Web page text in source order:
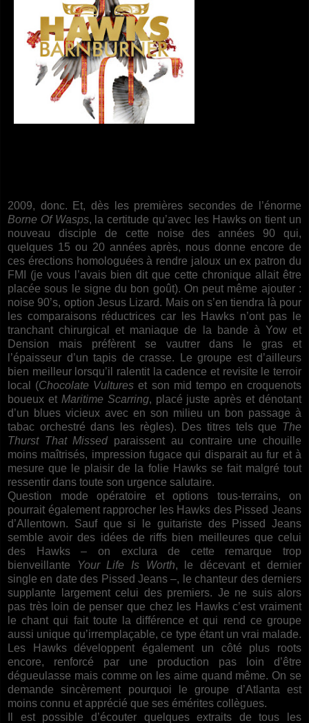
2009, donc. Et, dès les premières secondes de l’énorme
Borne Of Wasps, la certitude qu’avec les Hawks on tient un
nouveau disciple de cette noise des années 90 qui,
quelques 15 ou 20 années après, nous donne encore de
ces érections homologuées à rendre jaloux un ex patron du
FMI (je vous l’avais bien dit que cette chronique allait être
placée sous le signe du bon goût). On peut même ajouter :
noise 90’s, option Jesus Lizard. Mais on s’en tiendra là pour
les comparaisons réductrices car les Hawks n’ont pas le
tranchant chirurgical et maniaque de la bande à Yow et
Dension mais préfèrent se vautrer dans le gras et
l’épaisseur d’un tapis de crasse. Le groupe est d’ailleurs
bien meilleur lorsqu’il ralentit la cadence et revisite le terroir
local (Chocolate Vultures et son mid tempo en croquenots
boueux et Maritime Scarring, placé juste après et dénotant
d’un blues vicieux avec en son milieu un bon passage à
tabac orchestré dans les règles). Des titres tels que The
Thurst That Missed paraissent au contraire une chouille
moins maîtrisés, impression fugace qui disparait au fur et à
mesure que le plaisir de la folie Hawks se fait malgré tout
ressentir dans toute son urgence salutaire.
Question mode opératoire et options tous-terrains, on
pourrait également rapprocher les Hawks des Pissed Jeans
d’Allentown. Sauf que si le guitariste des Pissed Jeans
semble avoir des idées de riffs bien meilleures que celui
des Hawks – on exclura de cette remarque trop
bienveillante
Your Life Is Worth, le décevant et dernier
single en date des Pissed Jeans –, le chanteur des derniers
supplante largement celui des premiers. Je ne suis alors
pas très loin de penser que chez les Hawks c’est vraiment
le chant qui fait toute la différence et qui rend ce groupe
aussi unique qu’irremplaçable, ce type étant un vrai malade.
Les Hawks développent également un côté plus roots
encore, renforcé par une production pas loin d’être
dégueulasse mais comme on les aime quand même. On se
demande sincèrement pourquoi le groupe d’Atlanta est
moins connu et apprécié que ses émérites collègues.
Il est possible d’écouter quelques extraits de tous les